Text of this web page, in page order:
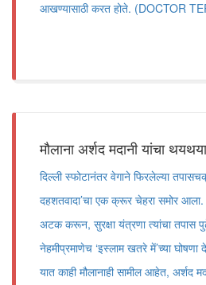
आखण्यासाठी करत होते. (DOCTOR
मौलाना अर्शद मदानी यांचा
दिल्ली स्फोटानंतर वेगाने फिरलेल्या
दहशतवादा’चा एक क्रूर चेहरा समोर आला.
अटक करून, सुरक्षा यंत्रणा त्यांचा तपास
नेहमीप्रमाणेच ‘इस्लाम खतरे में’च्या
यात काही मौलानाही सामील आहेत, अर्शद